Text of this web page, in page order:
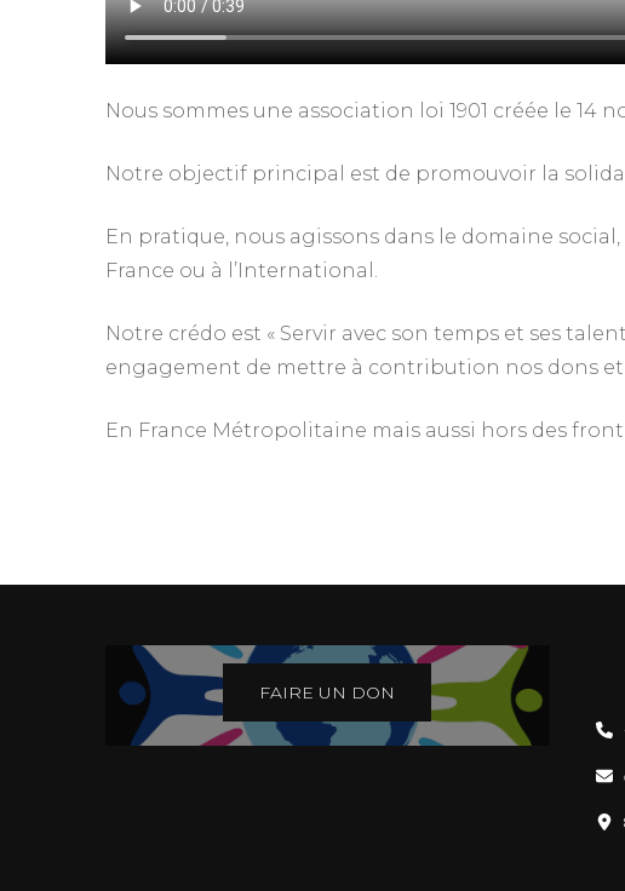
Nous sommes une association loi 1901 créée le 14
Notre objectif principal est de promouvoir la
En pratique, nous agissons dans le domaine
France ou à l’International.
Notre crédo est « Servir avec son temps et ses
engagement de mettre à contribution nos dons et
En France Métropolitaine mais aussi hors des
FAIRE UN DON